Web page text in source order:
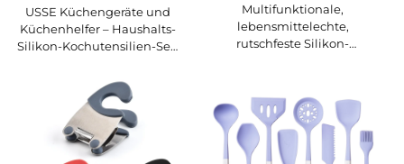
USSE Küchengeräte und
Küchenhelfer – Haushalts-
Silikon-Kochutensilien-Set,
Küchenutensilien-Set
Multifunktionale,
lebensmittelechte,
rutschfeste Silikon-
zur Verwendung auf der
Arbeitsfläche mit
integrierter Ablaufkante